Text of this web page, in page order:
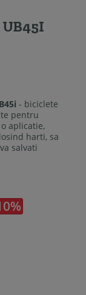
- biciclete
pentru
aplicatie,
harti, sa
salvati